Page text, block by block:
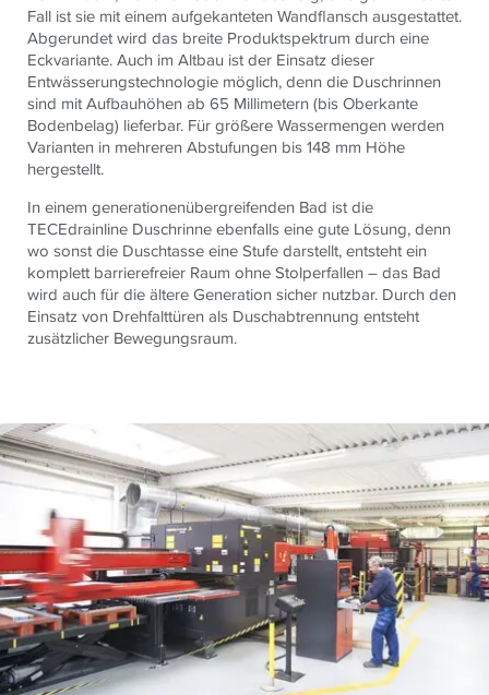
Fall ist sie mit einem aufgekanteten Wandflansch ausgestattet.
Abgerundet wird das breite Produktspektrum durch eine
Eckvariante. Auch im Altbau ist der Einsatz dieser
Entwässerungstechnologie möglich, denn die Duschrinnen
sind mit Aufbauhöhen ab 65 Millimetern (bis Oberkante
Bodenbelag) lieferbar. Für größere Wassermengen werden
Varianten in mehreren Abstufungen bis 148 mm Höhe
hergestellt.
In einem generationenübergreifenden Bad ist die
TECEdrainline Duschrinne ebenfalls eine gute Lösung, denn
wo sonst die Duschtasse eine Stufe darstellt, entsteht ein
komplett barrierefreier Raum ohne Stolperfallen – das Bad
wird auch für die ältere Generation sicher nutzbar. Durch den
Einsatz von Drehfalttüren als Duschabtrennung entsteht
zusätzlicher Bewegungsraum.